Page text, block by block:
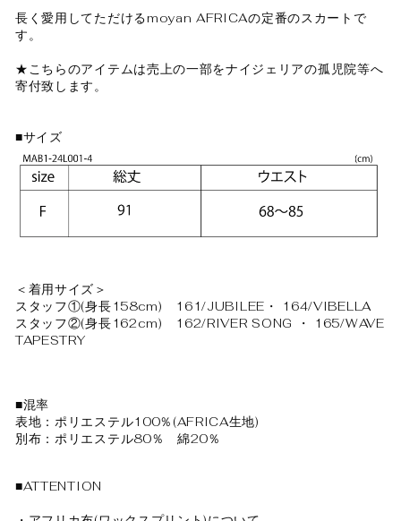
長く愛用してただけるmoyan AFRICAの定番のスカートで
す。
★こちらのアイテムは売上の一部をナイジェリアの孤児院等へ
寄付致します。
■サイズ
＜着用サイズ＞
スタッフ①(身長158cm) 161/JUBILEE・ 164/VIBELLA
スタッフ②(身長162cm) 162/RIVER SONG ・ 165/WAVE
TAPESTRY
■混率
表地：ポリエステル100％(AFRICA生地)
別布：ポリエステル80％ 綿20％
■ATTENTION